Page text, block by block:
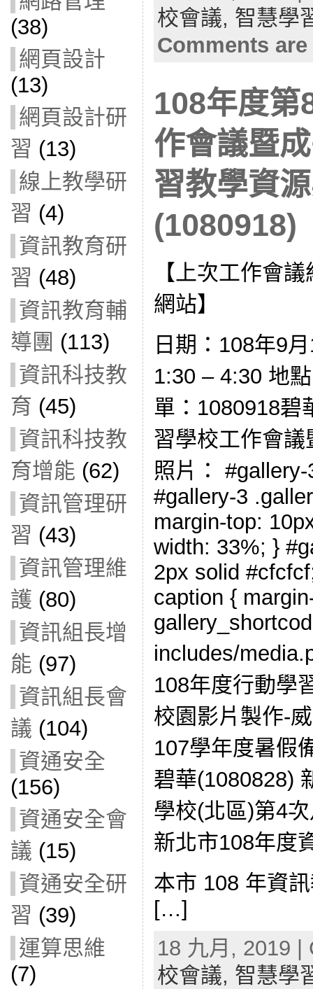
(38)
網頁設計
(13)
網頁設計研
習 (13)
線上教學研
習 (4)
資訊教育研
習 (48)
資訊教育輔
導團 (113)
資訊科技教
育 (45)
資訊科技教
育增能 (62)
資訊管理研
習 (43)
資訊管理維
護 (80)
資訊組長增
能 (97)
資訊組長會
議 (104)
資通安全
(156)
資通安全會
議 (15)
資通安全研
習 (39)
運算思維
(7)
校會議, 智慧學
Comments
108年度第
作會議暨
習教學資
(1080918)
【上次工作會
網站】
日期：108年9
1:30 – 4:30 地
單：1080918碧
習學校工作會
照片：
#gallery-3
margin-top:
width: 33%; }
2px solid
caption {
includes/
108年度行動學
校園影片製作-
107學年度暑假
碧華(1080828)
學校(北區)第4
新北市108年度
本市 108 年資
[…]
18 九月, 2019
校會議, 智慧學